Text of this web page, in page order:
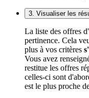
3. Visualiser les
La liste des offres
pertinence. Cela
plus à vos critères
Vous avez
restitue les offres
celles-ci sont
est le plus proche